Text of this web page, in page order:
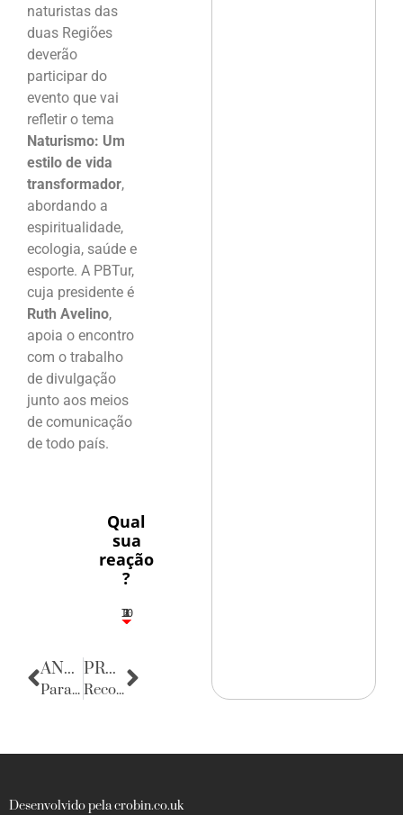
naturistas das
duas Regiões
deverão
participar do
evento que vai
refletir o tema
Naturismo: Um
estilo de vida
transformador,
abordando a
espiritualidade,
ecologia, saúde e
esporte. A PBTur,
cuja presidente é
Ruth Avelino,
apoia o encontro
com o trabalho
de divulgação
junto aos meios
de comunicação
de todo país.
Qual
sua
reação
?
3
1
1
2
10
ANTERIOR
Parabéns
PRÓXIMA
Recordando José Régio
Desenvolvido pela crobin.co.uk